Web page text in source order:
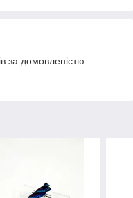
за домовленістю